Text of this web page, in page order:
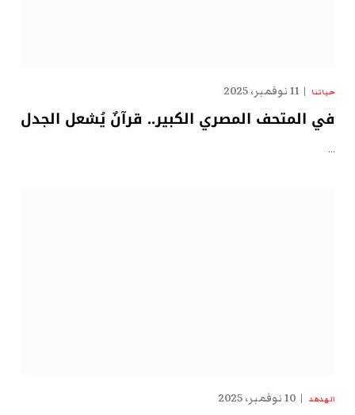
حياتنا 11 نوفمبر، 2025
في المتحف المصري الكبير.. قرآنٌ يُشعل الجدل
…
الهدهد 10 نوفمبر، 2025